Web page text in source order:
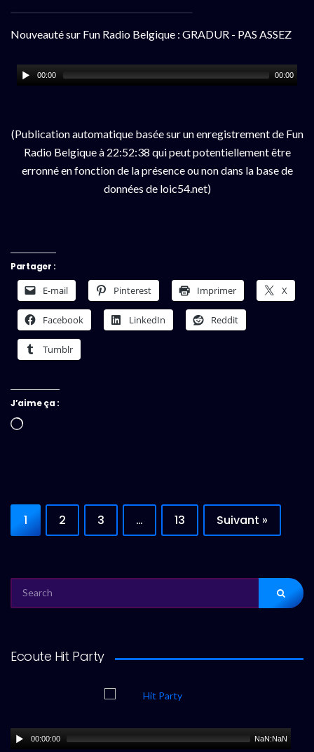
Nouveauté sur Fun Radio Belgique : GRADUR - PAS ASSEZ
00:00 00:00
(Publication automatique basée sur un enregistrement de Fun
Radio Belgique à 22:52:38 qui peut potentiellement être
erronné en fonction de la présence ou non dans la base de
données de loic54.net)
Partager :
E-mail Pinterest Imprimer X
Facebook LinkedIn Reddit
Tumblr
J’aime ça :
Chargement…
1 2 3 … 13 Suivant »
FOR:
Ecoute Hit Party
00:00:00 NaN:NaN